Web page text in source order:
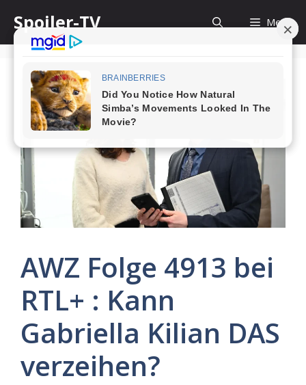
content
Spoiler-TV Menu
AWZ Folge 4913 bei
RTL+ : Kann
Gabriella Kilian DAS
verzeihen?